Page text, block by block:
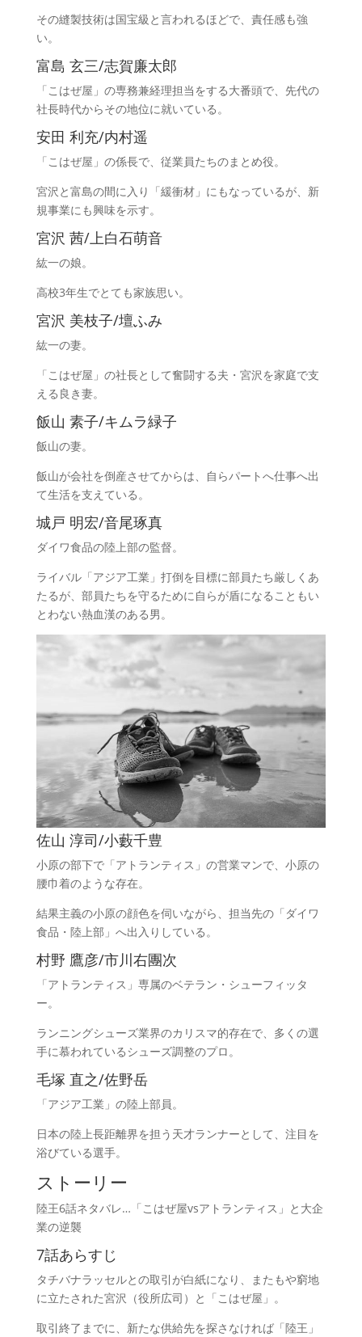
その縫製技術は国宝級と言われるほどで、責任感も強
い。
富島 玄三/志賀廉太郎
「こはぜ屋」の専務兼経理担当をする大番頭で、先代の
社長時代からその地位に就いている。
安田 利充/内村遥
「こはぜ屋」の係長で、従業員たちのまとめ役。
宮沢と富島の間に入り「緩衝材」にもなっているが、新
規事業にも興味を示す。
宮沢 茜/上白石萌音
紘一の娘。
高校3年生でとても家族思い。
宮沢 美枝子/壇ふみ
紘一の妻。
「こはぜ屋」の社長として奮闘する夫・宮沢を家庭で支
える良き妻。
飯山 素子/キムラ緑子
飯山の妻。
飯山が会社を倒産させてからは、自らパートへ仕事へ出
て生活を支えている。
城戸 明宏/音尾琢真
ダイワ食品の陸上部の監督。
ライバル「アジア工業」打倒を目標に部員たち厳しくあ
たるが、部員たちを守るために自らが盾になることもい
とわない熱血漢のある男。
佐山 淳司/小藪千豊
小原の部下で「アトランティス」の営業マンで、小原の
腰巾着のような存在。
結果主義の小原の顔色を伺いながら、担当先の「ダイワ
食品・陸上部」へ出入りしている。
村野 鷹彦/市川右團次
「アトランティス」専属のベテラン・シューフィッタ
ー。
ランニングシューズ業界のカリスマ的存在で、多くの選
手に慕われているシューズ調整のプロ。
毛塚 直之/佐野岳
「アジア工業」の陸上部員。
日本の陸上長距離界を担う天才ランナーとして、注目を
浴びている選手。
ストーリー
陸王6話ネタバレ…「こはぜ屋vsアトランティス」と大企
業の逆襲
7話あらすじ
タチバナラッセルとの取引が白紙になり、またもや窮地
に立たされた宮沢（役所広司）と「こはぜ屋」。
取引終了までに、新たな供給先を探さなければ「陸王」